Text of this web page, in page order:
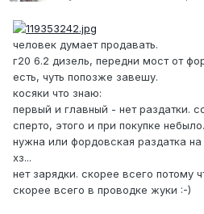
человек думает продавать.
г20 6.2 дизель, передни мост от
есть, чуть попозже завешу.
косяки что знаю:
первый и главный - нет раздатки.
сперто, этого и при покупке
нужна или фордовская раздатка
хз...
нет зарядки. скорее всего потому
скорее всего в проводке жуки :-)